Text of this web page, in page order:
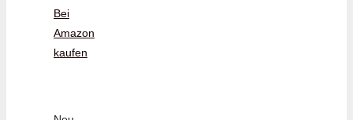
Bei
Amazon
kaufen